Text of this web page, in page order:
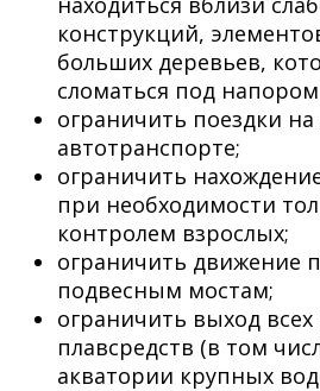
конструкций,
больших деревьев,
сломаться под
ограничить поездки
автотранспорте;
ограничить
при необходимости
контролем взрослых;
ограничить движение
подвесным мостам;
ограничить выход
плавсредств (в том
акватории крупных